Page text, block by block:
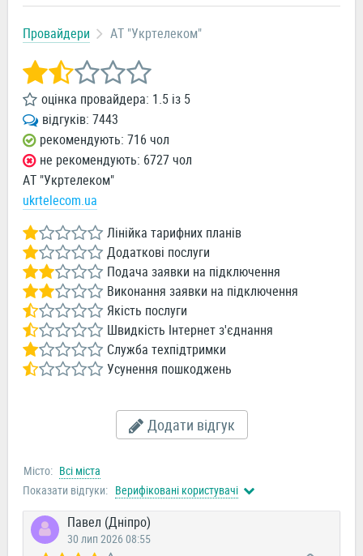
Провайдери АТ "Укртелеком"
оцінка провайдера: 1.5 із 5
відгуків: 7443
рекомендують: 716 чол
не рекомендують: 6727 чол
АТ "Укртелеком"
ukrtelecom.ua
Лінійка тарифних планів
Додаткові послуги
Подача заявки на підключення
Виконання заявки на підключення
Якість послуги
Швидкість Інтернет з'єднання
Служба техпідтримки
Усунення пошкоджень
Додати відгук
Місто: Всі міста
Показати відгуки: Верифіковані користувачі
Павел (Дніпро)
30 лип 2026 08:55